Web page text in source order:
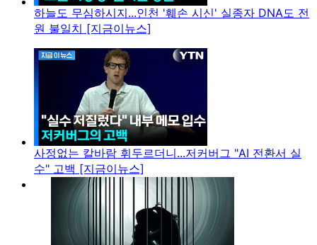
하늘도 무심하시지...인천 '훼손 시신' 실종자 DNA도 전
원 불일치 [지금이뉴스]
사정없는 칼바람 휘두르더니...저커버그 "AI 전환서 실
수" 고백 [지금이뉴스]